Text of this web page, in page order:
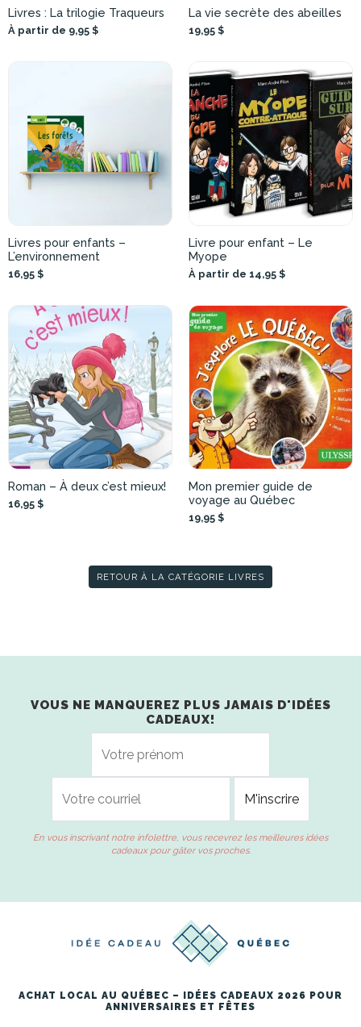
Livres : La trilogie Traqueurs
À partir de 9,95 $
La vie secrète des abeilles
19,95 $
Livres pour enfants –
L’environnement
16,95 $
Livre pour enfant – Le
Myope
À partir de 14,95 $
Roman – À deux c’est mieux!
16,95 $
Mon premier guide de
voyage au Québec
19,95 $
RETOUR À LA CATÉGORIE LIVRES
VOUS NE MANQUEREZ PLUS JAMAIS D'IDÉES
CADEAUX!
En vous inscrivant notre infolettre, vous recevrez les meilleures idées
cadeaux pour gâter vos proches.
ACHAT LOCAL AU QUÉBEC – IDÉES CADEAUX 2026 POUR
ANNIVERSAIRES ET FÊTES